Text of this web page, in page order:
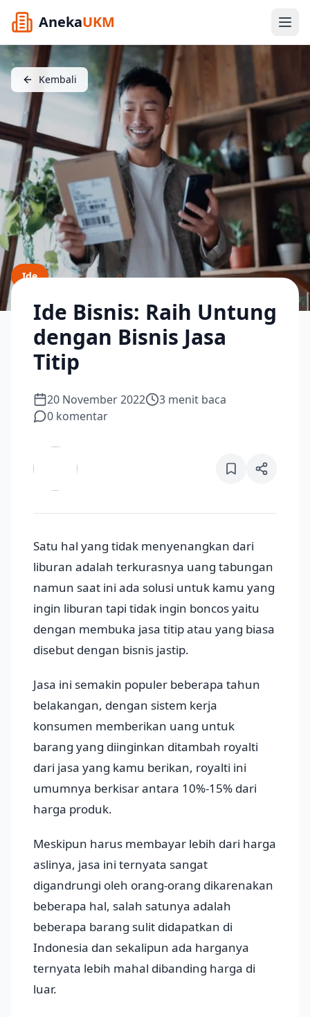
AnekaUKM
Kembali
Ide
Ide Bisnis: Raih Untung
dengan Bisnis Jasa
Titip
20 November 2022 3 menit baca
0 komentar
Satu hal yang tidak menyenangkan dari
liburan adalah terkurasnya uang tabungan
namun saat ini ada solusi untuk kamu yang
ingin liburan tapi tidak ingin boncos yaitu
dengan membuka jasa titip atau yang biasa
disebut dengan bisnis jastip.
Jasa ini semakin populer beberapa tahun
belakangan, dengan sistem kerja
konsumen memberikan uang untuk
barang yang diinginkan ditambah royalti
dari jasa yang kamu berikan, royalti ini
umumnya berkisar antara 10%-15% dari
harga produk.
Meskipun harus membayar lebih dari harga
aslinya, jasa ini ternyata sangat
digandrungi oleh orang-orang dikarenakan
beberapa hal, salah satunya adalah
beberapa barang sulit didapatkan di
Indonesia dan sekalipun ada harganya
ternyata lebih mahal dibanding harga di
luar.